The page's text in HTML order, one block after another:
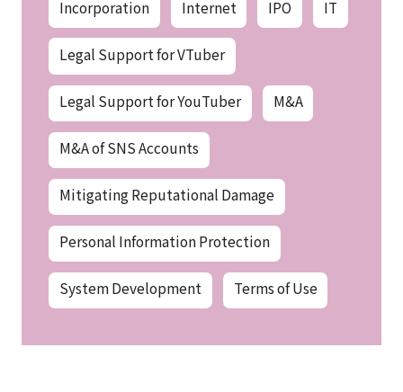
Incorporation Internet IPO IT
Legal Support for VTuber
Legal Support for YouTuber M&A
M&A of SNS Accounts
Mitigating Reputational Damage
Personal Information Protection
System Development Terms of Use